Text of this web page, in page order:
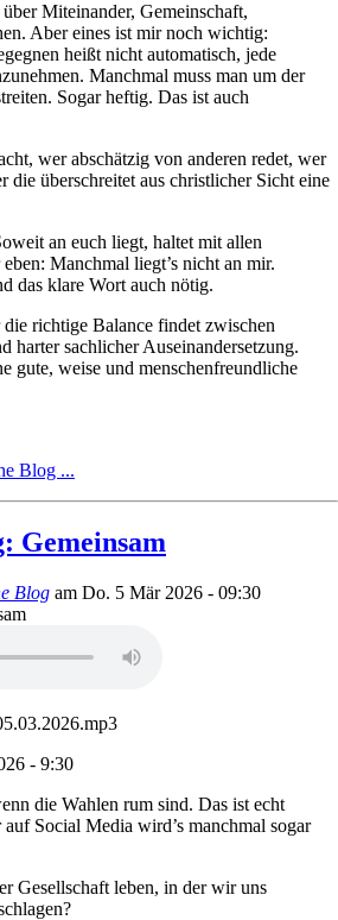
Miteinander, Gemeinschaft,
Aber eines ist mir noch wichtig:
heißt nicht automatisch, jede
Manchmal muss man um der
Sogar heftig. Das ist auch
wer abschätzig von anderen redet, wer
die überschreitet aus christlicher Sicht eine
an euch liegt, haltet mit allen
Manchmal liegt’s nicht an mir.
das klare Wort auch nötig.
richtige Balance findet zwischen
harter sachlicher Auseinandersetzung.
gute, weise und menschenfreundliche
Blog ...
Gemeinsam
Blog am Do. 5 Mär 2026 - 09:30
- 9:30
die Wahlen rum sind. Das ist echt
Social Media wird’s manchmal sogar
Gesellschaft leben, in der wir uns